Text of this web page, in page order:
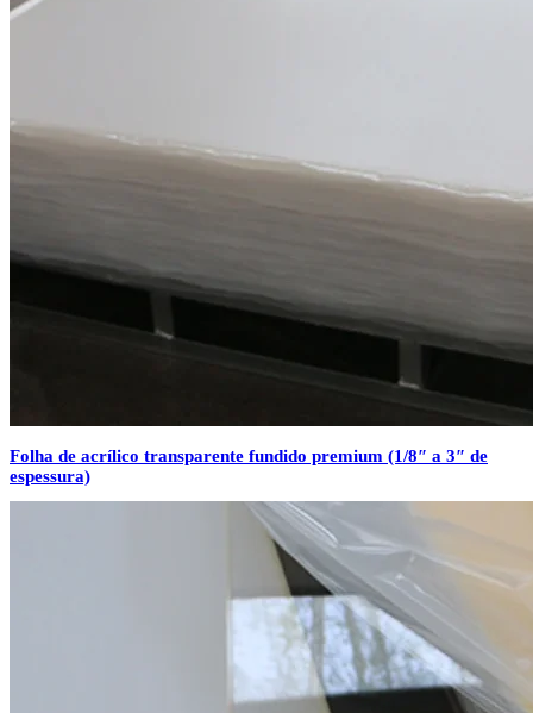
Folha de acrílico transparente fundido premium (1/8″ a 3″ de
espessura)